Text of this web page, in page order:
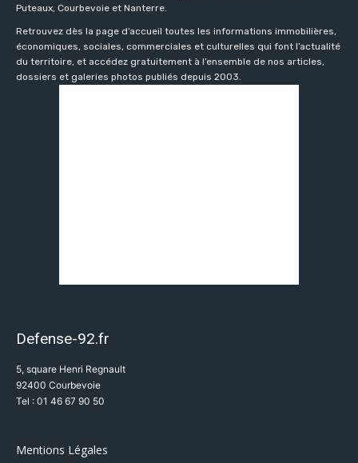
Puteaux, Courbevoie et Nanterre.
Retrouvez dès la page d’accueil toutes les informations immobilières,
économiques, sociales, commerciales et culturelles qui font l’actualité
du territoire, et accédez gratuitement à l’ensemble de nos articles,
dossiers et galeries photos publiés depuis 2003.
Defense-92.fr
5, square Henri Regnault
92400 Courbevoie
Tel : 01 46 67 90 50
Mentions Légales